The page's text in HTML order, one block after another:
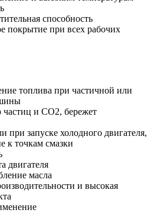
способность
покрытие при всех рабочих
топлива при частичной или
и CO2, бережет
при запуске холодного двигателя,
к точкам смазки
двигателя
масла
и высокая